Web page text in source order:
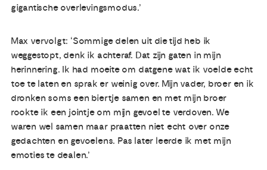
gigantische overlevingsmodus.’
Max vervolgt: ‘Sommige delen uit die tijd heb ik
weggestopt, denk ik achteraf. Dat zijn gaten in mijn
herinnering. Ik had moeite om datgene wat ik voelde echt
toe te laten en sprak er weinig over. Mijn vader, broer en ik
dronken soms een biertje samen en met mijn broer
rookte ik een jointje om mijn gevoel te verdoven. We
waren wel samen maar praatten niet echt over onze
gedachten en gevoelens. Pas later leerde ik met mijn
emoties te dealen.’